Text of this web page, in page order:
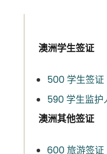
澳洲学生签证
500 学生签证
590 学生监护
澳洲其他签证
600 旅游签证